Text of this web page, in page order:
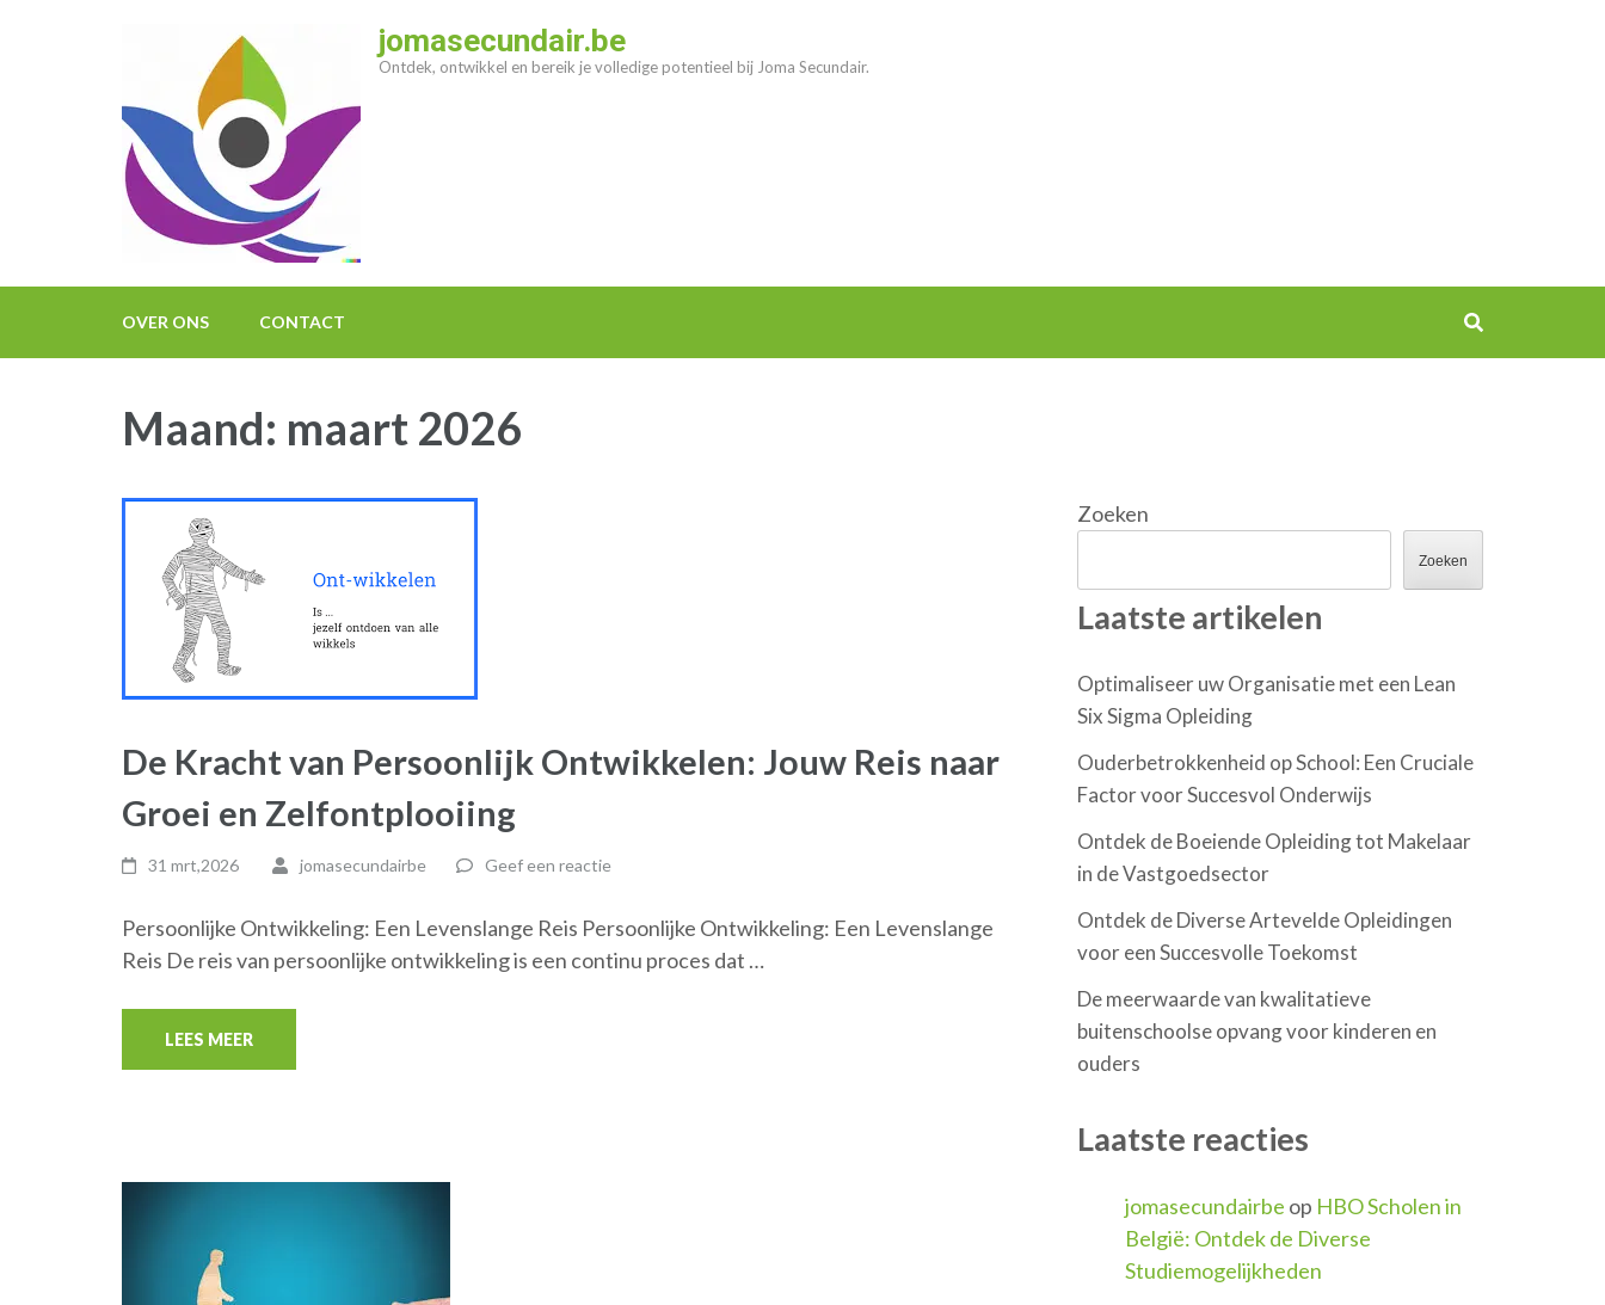
jomasecundair.be
Ontdek, ontwikkel en bereik je volledige potentieel bij Joma Secundair.
OVER ONS CONTACT
Maand: maart 2026
De Kracht van Persoonlijk Ontwikkelen: Jouw Reis naar
Groei en Zelfontplooiing
31 mrt,2026 jomasecundairbe Geef een reactie
Persoonlijke Ontwikkeling: Een Levenslange Reis Persoonlijke Ontwikkeling: Een Levenslange
Reis De reis van persoonlijke ontwikkeling is een continu proces dat …
LEES MEER
Zoeken
Zoeken
Laatste artikelen
Optimaliseer uw Organisatie met een Lean
Six Sigma Opleiding
Ouderbetrokkenheid op School: Een Cruciale
Factor voor Succesvol Onderwijs
Ontdek de Boeiende Opleiding tot Makelaar
in de Vastgoedsector
Ontdek de Diverse Artevelde Opleidingen
voor een Succesvolle Toekomst
De meerwaarde van kwalitatieve
buitenschoolse opvang voor kinderen en
ouders
Laatste reacties
jomasecundairbe op HBO Scholen in
België: Ontdek de Diverse
Studiemogelijkheden